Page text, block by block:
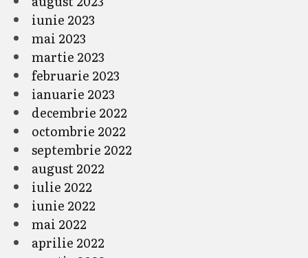
iunie 2023
mai 2023
martie 2023
februarie 2023
ianuarie 2023
decembrie 2022
octombrie 2022
septembrie 2022
august 2022
iulie 2022
iunie 2022
mai 2022
aprilie 2022